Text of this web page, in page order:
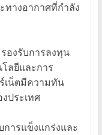
ทางอากาศที่กำลัง
องรับการลงทุน
ลยีและการ
เน็ตมีความทัน
ประเทศ
การแข็งแกร่งและ